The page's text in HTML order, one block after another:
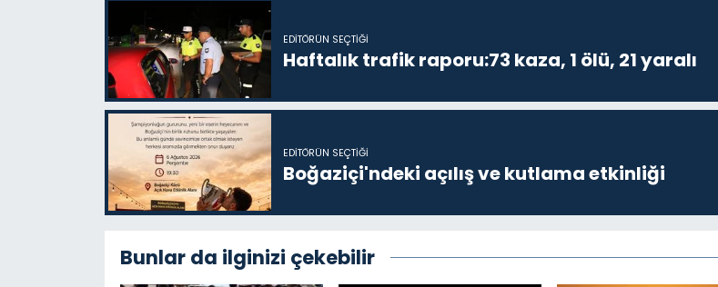
EDITÖRÜN SEÇTIĞI
Haftalık trafik raporu:73 kaza, 1 ölü, 21 yaralı
EDITÖRÜN SEÇTIĞI
Boğaziçi'ndeki açılış ve kutlama etkinliği
Bunlar da ilginizi çekebilir